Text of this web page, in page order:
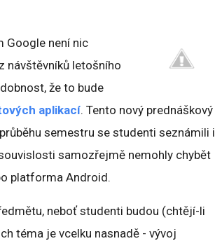
Google není nic
návštěvníků letošního
že to bude
aplikací. Tento nový prednáškový
semestru se studenti seznámili i
samozřejmě nemohly chybět
platforma Android.
neboť studenti budou (chtějí-li
téma je vcelku nasnadě - vývoj